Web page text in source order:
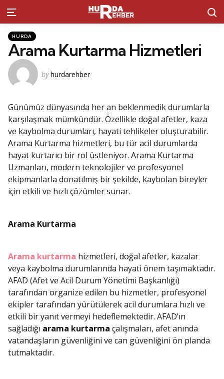
Menu
Kategoriler
Posted
in
HURDA
Arama Kurtarma Hizmetleri
Posted
by hurdarehber
Günümüz dünyasında her an beklenmedik durumlarla
karşılaşmak mümkündür. Özellikle doğal afetler, kaza
ve kaybolma durumları, hayati tehlikeler oluşturabilir.
Arama Kurtarma hizmetleri, bu tür acil durumlarda
hayat kurtarıcı bir rol üstleniyor. Arama Kurtarma
Uzmanları, modern teknolojiler ve profesyonel
ekipmanlarla donatılmış bir şekilde, kaybolan bireyler
için etkili ve hızlı çözümler sunar.
Arama Kurtarma
Arama kurtarma hizmetleri, doğal afetler, kazalar
veya kaybolma durumlarında hayati önem taşımaktadır.
AFAD (Afet ve Acil Durum Yönetimi Başkanlığı)
tarafından organize edilen bu hizmetler, profesyonel
ekipler tarafından yürütülerek acil durumlara hızlı ve
etkili bir yanıt vermeyi hedeflemektedir. AFAD’ın
sağladığı arama kurtarma çalışmaları, afet anında
vatandaşların güvenliğini ve can güvenliğini ön planda
tutmaktadır.